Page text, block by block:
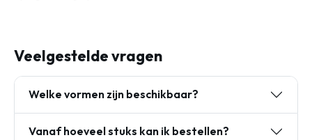
Veelgestelde vragen
Welke vormen zijn beschikbaar?
Vanaf hoeveel stuks kan ik bestellen?